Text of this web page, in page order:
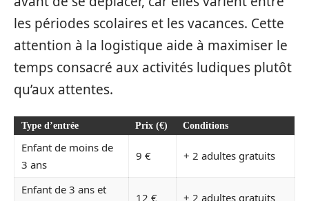
les périodes scolaires et les vacances. Cette
attention à la logistique aide à maximiser le
temps consacré aux activités ludiques plutôt
qu’aux attentes.
Type d’entrée Prix (€) Conditions
Enfant de moins de
3 ans
9 € + 2 adultes gratuits
Enfant de 3 ans et
12 € + 2 adultes gratuits